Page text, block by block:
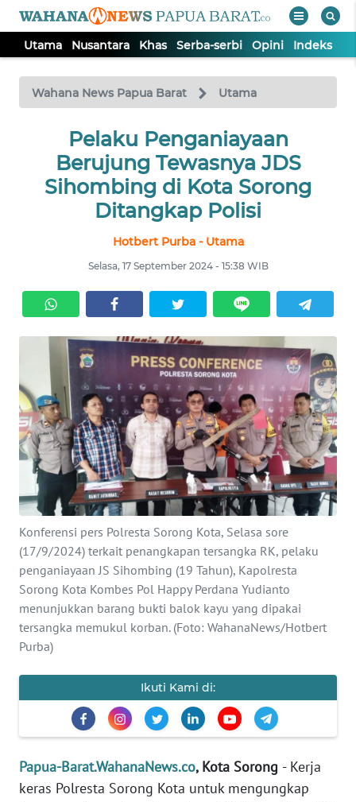
Utama Nusantara Khas Serba-serbi Opini Indeks
Wahana News Papua Barat Utama
Pelaku Penganiayaan
Berujung Tewasnya JDS
Sihombing di Kota Sorong
Ditangkap Polisi
Hotbert Purba - Utama
Selasa, 17 September 2024 - 15:38 WIB
Konferensi pers Polresta Sorong Kota, Selasa sore
(17/9/2024) terkait penangkapan tersangka RK, pelaku
penganiayaan JS Sihombing (19 Tahun), Kapolresta
Sorong Kota Kombes Pol Happy Perdana Yudianto
menunjukkan barang bukti balok kayu yang dipakai
tersangka memukul korban. (Foto: WahanaNews/Hotbert
Purba)
Ikuti Kami di:
Papua-Barat.WahanaNews.co, Kota Sorong - Kerja
keras Polresta Sorong Kota untuk mengungkap
TV
Tutup
NUSANTARA
SERBI
OPINI
Informasi
INDEKS
BERITA
KONTAK
KAMI
INFO
IKLAN
TENTANG
PEDOMAN
SIBER
KARIR